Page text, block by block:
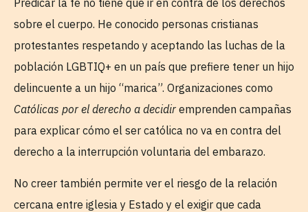
Predicar la fe no tiene que ir en contra de los derechos
sobre el cuerpo. He conocido personas cristianas
protestantes respetando y aceptando las luchas de la
población LGBTIQ+ en un país que prefiere tener un hijo
delincuente a un hijo “marica”. Organizaciones como
Católicas por el derecho a decidir emprenden campañas
para explicar cómo el ser católica no va en contra del
derecho a la interrupción voluntaria del embarazo.
No creer también permite ver el riesgo de la relación
cercana entre iglesia y Estado y el exigir que cada